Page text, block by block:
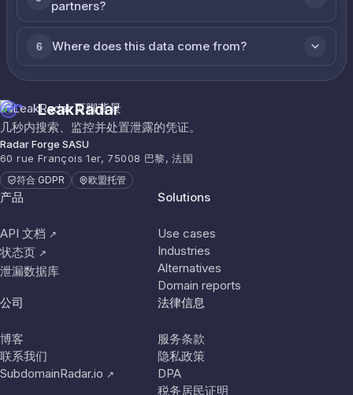
partners?
6 Where does this data come from?
LeakRadar
几秒内搜索、监控并处置泄露的凭证。
Radar Forge SASU
60 rue François 1er, 75008 巴黎, 法国
符合 GDPR 欧盟托管
产品
API 文档 ↗
状态页 ↗
泄漏数据库
Solutions
Use cases
Industries
Alternatives
Domain reports
公司
博客
联系我们
SubdomainRadar.io ↗
法律信息
服务条款
隐私政策
DPA
税务居民证明